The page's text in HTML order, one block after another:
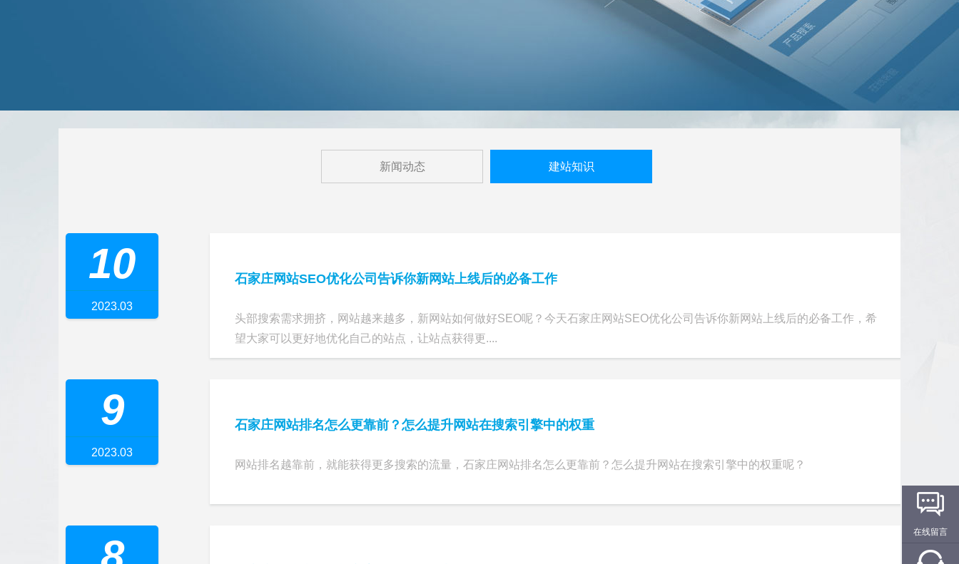
新闻动态 联系我们
新闻动态 建站知识
石家庄网站SEO优化公司告诉你新网站上线后的必备工作
头部搜索需求拥挤，网站越来越多，新网站如何做好SEO呢？今天石家庄网站SEO优化公司告诉你新网站上线后的必备工作，希
望大家可以更好地优化自己的站点，让站点获得更....
10
2023.03
石家庄网站排名怎么更靠前？怎么提升网站在搜索引擎中的权重
网站排名越靠前，就能获得更多搜索的流量，石家庄网站排名怎么更靠前？怎么提升网站在搜索引擎中的权重呢？
9
2023.03
在线留言